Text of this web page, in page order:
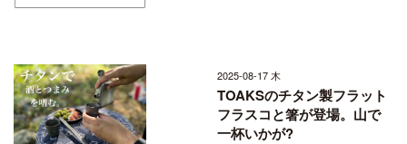
2025-08-17 木
TOAKSのチタン製フラット
フラスコと箸が登場。山で
一杯いかが?